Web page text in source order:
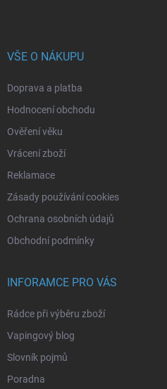
VŠE O NÁKUPU
Doprava a platba
Hodnocení obchodu
Ověření věku
Vrácení zboží
Reklamace
Zásady používání cookies
Ochrana osobních údajů
Obchodní podmínky
INFORAMCE PRO VÁS
Rádce při výběru zboží
Vapingový blog
Slovník pojmů
Poradna